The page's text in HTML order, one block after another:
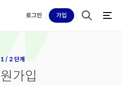
로그인 가입
1 / 2 단계
가입